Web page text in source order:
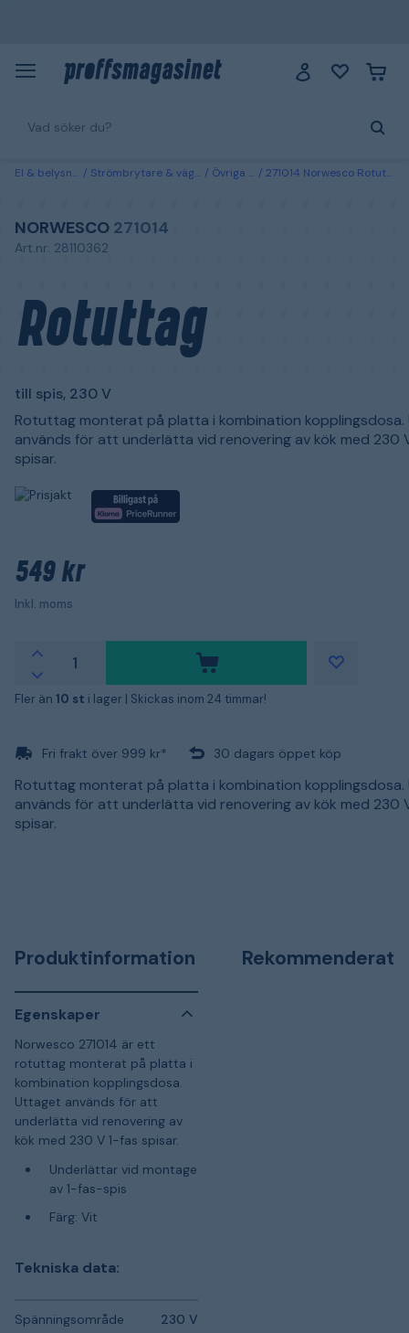
El & belysning Strömbrytare & vägguttag Övriga uttag 271014 Norwesco Rotuttag till spis, 230 V
NORWESCO 271014
Art.nr: 28110362
Rotuttag
till spis, 230 V
Rotuttag monterat på platta i kombination
används för att underlätta vid renovering av kök med 230
spisar.
549 kr
Inkl. moms
Fler än 10 st i lager | Skickas inom 24 timmar!
Fri frakt över 999 kr* 30 dagars öppet köp
Rotuttag monterat på platta i kombination
används för att underlätta vid renovering av kök med 230
spisar.
Produktinformation
Egenskaper
Norwesco 271014 är ett
rotuttag monterat på platta i
kombination kopplingsdosa.
Uttaget används för att
underlätta vid renovering av
kök med 230 V 1-fas spisar.
Underlättar vid montage
av 1-fas-spis
Färg: Vit
Tekniska data:
Spänningsområde 230 V
Rekommenderat